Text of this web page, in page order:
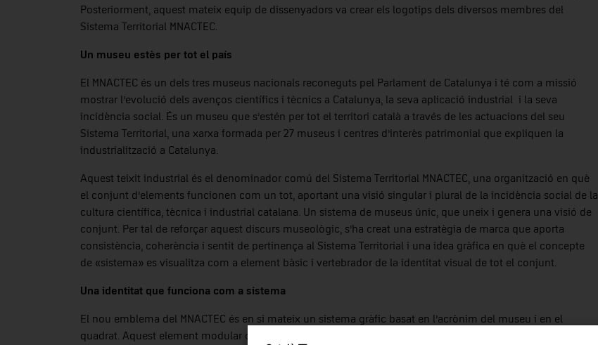
Posteriorment, aquest mateix equip de dissenyadors va crear els logotips dels diversos membres del
Sistema Territorial MNACTEC.
Un museu estès per tot el país
El MNACTEC és un dels tres museus nacionals reconeguts pel Parlament de Catalunya i té com a missió
mostrar l’evolució dels avenços científics i tècnics a Catalunya, la seva aplicació industrial i la seva
incidència social. És un museu que s’estén per tot el territori català a través de les actuacions del seu
Sistema Territorial, una xarxa formada per 27 museus i centres d’interès patrimonial que expliquen la
industrialització a Catalunya.
Aquest teixit industrial és el denominador comú del Sistema Territorial MNACTEC, una organització en què
el conjunt d’elements funcionen com un tot, aportant una visió singular i plural de la incidència social de la
cultura científica, tècnica i industrial catalana. Un sistema de museus únic, que uneix i genera una visió de
conjunt. Per tal de reforçar aquest discurs museològic, s’ha creat una estratègia de marca que aporta
consistència, coherència i sentit de pertinença al Sistema Territorial i una idea gràfica en què el concepte
de «sistema» es visualitza com a element bàsic i vertebrador de la identitat visual de tot el conjunt.
Una identitat que funciona com a sistema
El nou emblema del MNACTEC és en si mateix un sistema gràfic basat en l’acrònim del museu i en el
quadrat. Aquest element modular conté una retícula interna que permet estructurar l’espai i fabricar